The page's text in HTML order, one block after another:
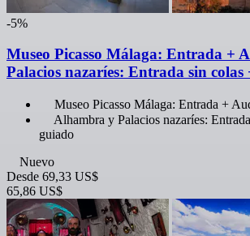
-5%
Museo Picasso Málaga: Entrada +
Palacios nazaríes: Entrada sin
Museo Picasso Málaga: Entrada +
Alhambra y Palacios nazaríes:
guiado
Nuevo
Desde 69,33 US$
65,86 US$